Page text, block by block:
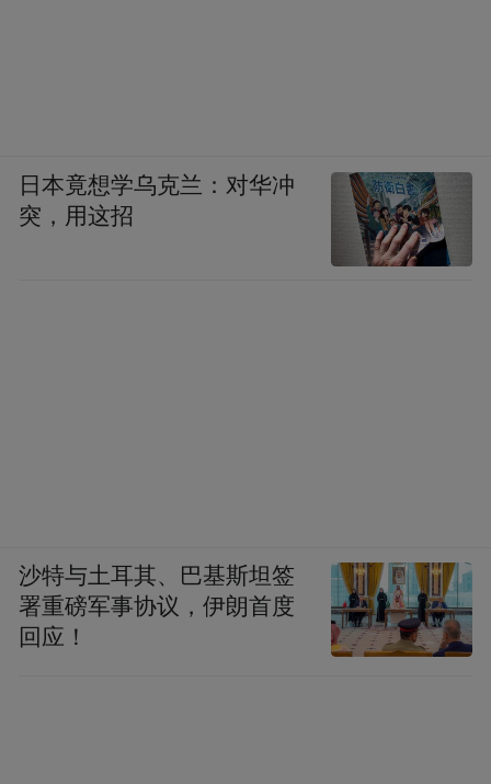
日本竟想学乌克兰：对华冲
突，用这招
沙特与土耳其、巴基斯坦签
署重磅军事协议，伊朗首度
回应！